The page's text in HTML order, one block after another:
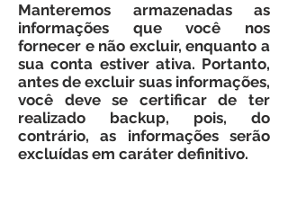
Manteremos armazenadas as
informações que você nos
fornecer e não excluir, enquanto a
sua conta estiver ativa. Portanto,
antes de excluir suas informações,
você deve se certificar de ter
realizado backup, pois, do
contrário, as informações serão
excluídas em caráter definitivo.